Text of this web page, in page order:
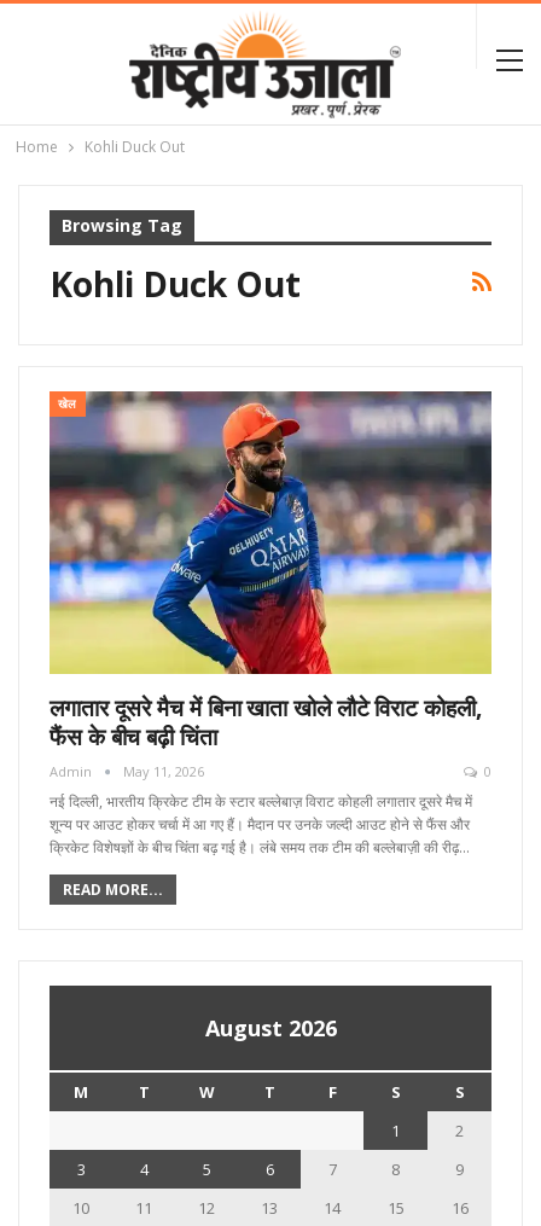
Home Kohli Duck Out
Browsing Tag
Kohli Duck Out
खेल
लगातार दूसरे मैच में बिना खाता खोले लौटे विराट कोहली,
फैंस के बीच बढ़ी चिंता
Admin May 11, 2026 0
नई दिल्ली, भारतीय क्रिकेट टीम के स्टार बल्लेबाज़ विराट कोहली लगातार दूसरे मैच में
शून्य पर आउट होकर चर्चा में आ गए हैं। मैदान पर उनके जल्दी आउट होने से फैंस और
क्रिकेट विशेषज्ञों के बीच चिंता बढ़ गई है। लंबे समय तक टीम की बल्लेबाज़ी की रीढ़…
READ MORE...
August 2026
M T W T F S
S
1
2
3
4 5 6 7 8
9
10
11 12 13 14 15
16